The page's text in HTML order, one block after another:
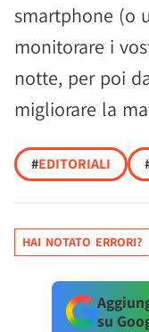
smartphone (o
monitorare i
notte, per poi
migliorare la
#EDITORIALI
HAI NOTATO ERRORI?
su